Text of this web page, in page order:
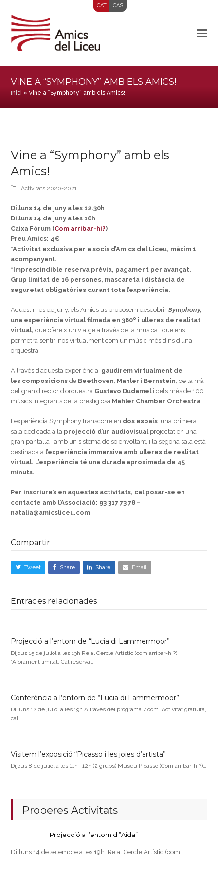
CAT CAS
VINE A “SYMPHONY” AMB ELS AMICS!
Inici »Vine a “Symphony” amb els Amics!
Vine a “Symphony” amb els
Amics!
Activitats 2020-2021
Dilluns 14 de juny a les 12.30h
Dilluns 14 de juny a les 18h
Caixa Fòrum (Com arribar-hi?)
Preu Amics: 4€
*Activitat exclusiva per a socis d’Amics del Liceu, màxim 1
acompanyant.
*Imprescindible reserva prèvia, pagament per avançat.
Grup limitat de 16 persones, mascareta i distància de
seguretat obligatòries durant tota l’experiència.
Aquest mes de juny, els Amics us proposem descobrirSymphony,
una experiència virtual filmada en 360º i ulleres de realitat
virtual,que ofereix un viatge a través de la música i que ens
permetrà sentir-nos virtualment com un músic més dins d’una
orquestra.
A través d’aquesta experiència, gaudirem virtualment de
les composicions de Beethoven, Mahler i Bernstein, de la mà
del gran director d’orquestra Gustavo Dudameli dels més de 100
músics integrants de la prestigiosa Mahler Chamber Orchestra.
L’experiència Symphony transcorre en dos espais: una primera
sala dedicada a la projecció d’un audiovisual projectat en una
gran pantalla i amb un sistema de so envoltant, i la segona sala està
destinada a l’experiència immersiva amb ulleres de realitat
virtual. L’experiència té una durada aproximada de 45
minuts.
Per inscriure’s en aquestes activitats, cal posar-se en
contacte amb l’Associació: 93 317 73 78 –
natalia@amicsliceu.com
Compartir
Tweet Share Share Email
Entrades relacionades
Projecció a l’entorn de “Lucia di Lammermoor”
Dijous 15 de juliol a les 19h Reial Cercle Artístic (com arribar-hi?)
*Aforament limitat. Cal reserva…
Conferència a l’entorn de “Lucia di Lammermoor”
Dilluns 12 de juliol a les 19h A través del programa Zoom *Activitat gratuïta,
cal…
Visitem l’exposició “Picasso i les joies d’artista”
Dijous 8 de juliol a les 11h i 12h (2 grups) Museu Picasso (Com arribar-hi?)…
Properes Activitats
Projecció a l’entorn d'”Aida”
Dilluns 14 de setembre a les 19h Reial Cercle Artístic (com…